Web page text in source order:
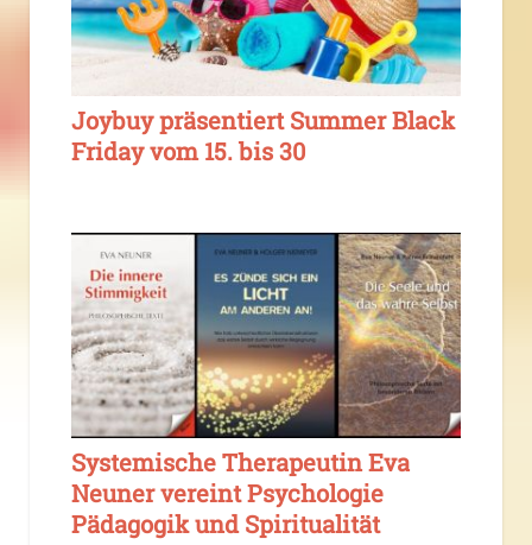
Joybuy präsentiert Summer Black
Friday vom 15. bis 30
Systemische Therapeutin Eva
Neuner vereint Psychologie
Pädagogik und Spiritualität